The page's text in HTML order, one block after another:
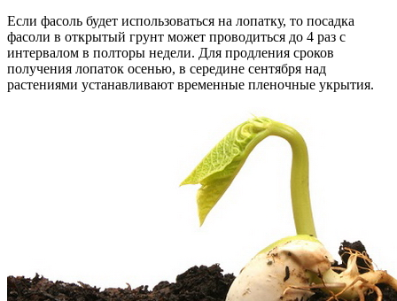
Если фасоль будет использоваться на лопатку, то посадка
фасоли в открытый грунт может проводиться до 4 раз с
интервалом в полторы недели. Для продления сроков
получения лопаток осенью, в середине сентября над
растениями устанавливают временные пленочные укрытия.